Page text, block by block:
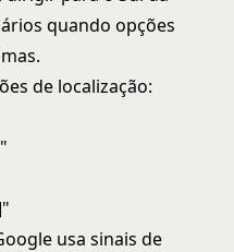
quando opções
de localização:
usa sinais de